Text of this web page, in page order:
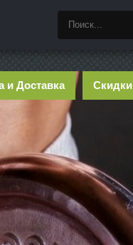
и Доставка Скидки